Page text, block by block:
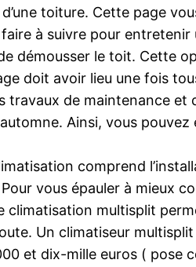
toiture. Cette page
à suivre pour
démousser le toit. Cette
doit avoir lieu une fois
travaux de maintenance
Ainsi, vous
comprend
vous épauler à mieux
climatisation multisplit
Un climatiseur
et dix-mille euros ( pose